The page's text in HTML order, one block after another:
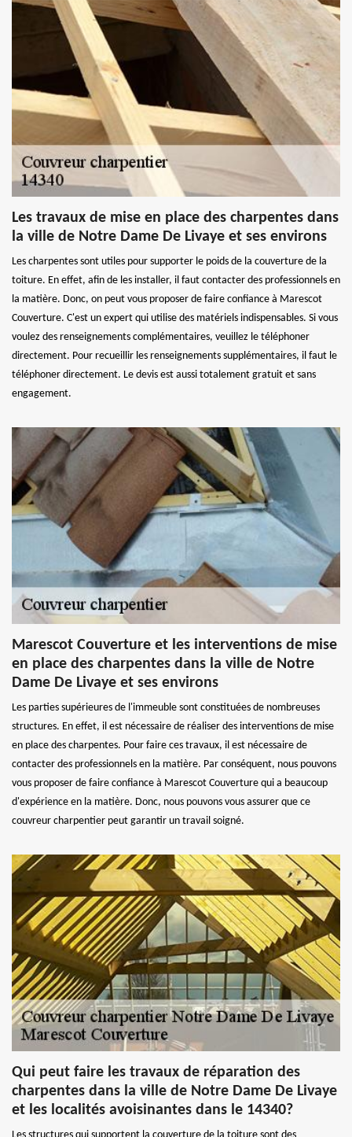
Les travaux de mise en place des charpentes dans
la ville de Notre Dame De Livaye et ses environs
Les charpentes sont utiles pour supporter le poids de la couverture de la
toiture. En effet, afin de les installer, il faut contacter des professionnels en
la matière. Donc, on peut vous proposer de faire confiance à Marescot
Couverture. C'est un expert qui utilise des matériels indispensables. Si vous
voulez des renseignements complémentaires, veuillez le téléphoner
directement. Pour recueillir les renseignements supplémentaires, il faut le
téléphoner directement. Le devis est aussi totalement gratuit et sans
engagement.
Marescot Couverture et les interventions de mise
en place des charpentes dans la ville de Notre
Dame De Livaye et ses environs
Les parties supérieures de l'immeuble sont constituées de nombreuses
structures. En effet, il est nécessaire de réaliser des interventions de mise
en place des charpentes. Pour faire ces travaux, il est nécessaire de
contacter des professionnels en la matière. Par conséquent, nous pouvons
vous proposer de faire confiance à Marescot Couverture qui a beaucoup
d'expérience en la matière. Donc, nous pouvons vous assurer que ce
couvreur charpentier peut garantir un travail soigné.
Qui peut faire les travaux de réparation des
charpentes dans la ville de Notre Dame De Livaye
et les localités avoisinantes dans le 14340?